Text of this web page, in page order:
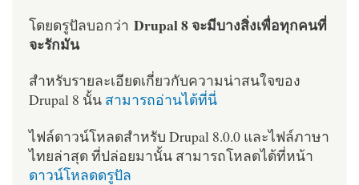
โดยดรูปัลบอกว่า Drupal 8 จะมีบางสิ่งเพื่อทุกคนที่
จะรักมัน
สำหรับรายละเอียดเกี่ยวกับความน่าสนใจของ
Drupal 8 นั้น สามารถอ่านได้ที่นี่
ไฟล์ดาวน์โหลดสำหรับ Drupal 8.0.0 และไฟล์ภาษา
ไทยล่าสุด ที่ปล่อยมานั้น สามารถโหลดได้ที่หน้า
ดาวน์โหลดดรูปัล